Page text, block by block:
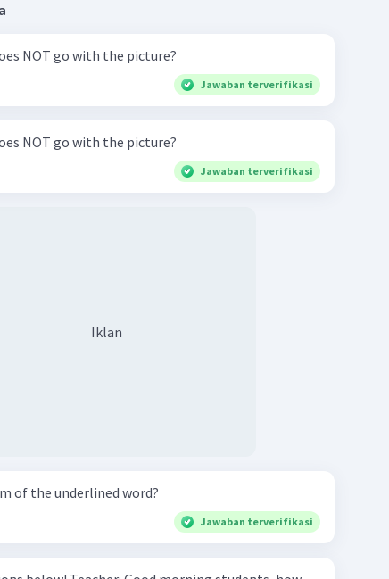
NOT go with the picture?
Jawaban terverifikasi
NOT go with the picture?
Jawaban terverifikasi
Iklan
of the underlined word?
Jawaban terverifikasi